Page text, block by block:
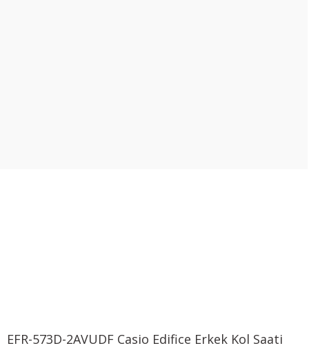
EFR-573D-2AVUDF Casio Edifice Erkek Kol Saati